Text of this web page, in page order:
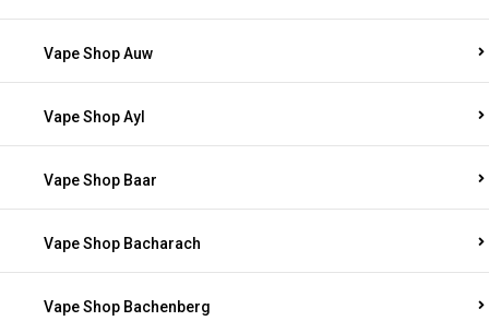
Vape Shop Auw
Vape Shop Ayl
Vape Shop Baar
Vape Shop Bacharach
Vape Shop Bachenberg